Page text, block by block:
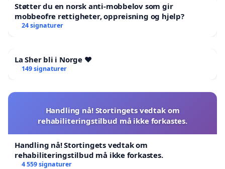
Støtter du en norsk anti-mobbelov som gir
mobbeofre rettigheter, oppreisning og hjelp?
24 signaturer
La Sher bli i Norge ❤️
149 signaturer
Handling nå! Stortingets vedtak om
rehabiliteringstilbud må ikke forkastes.
Handling nå! Stortingets vedtak om
rehabiliteringstilbud må ikke forkastes.
4 559 signaturer